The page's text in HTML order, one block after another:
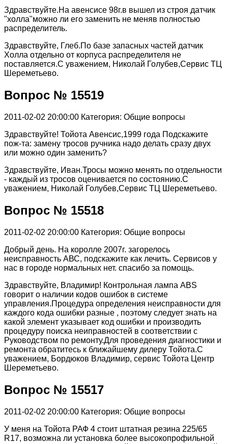
Здравствуйте.На авенсисе 98г.в вышел из строя датчик
"холла"можно ли его заменить не меняв полностью
распределитель.
Здравствуйте, Глеб.По базе запасных частей датчик
Холла отдельно от корпуса распределителя не
поставляется.С уважением, Николай Голубев,Сервис ТЦ
Шереметьево.
Вопрос № 15519
2011-02-02 20:00:00 Категория: Общие вопросы
Здравствуйте! Тойота Авенсис,1999 года Подскажите
пож-та: замену тросов ручника надо делать сразу двух
или можно один заменить?
Здравствуйте, Иван.Тросы можно менять по отдельности
- каждый из тросов оценивается по состоянию.С
уважением, Николай Голубев,Сервис ТЦ Шереметьево.
Вопрос № 15518
2011-02-02 20:00:00 Категория: Общие вопросы
Добрый день. На королле 2007г. загорелось
неисправность АВС, подскажите как лечить. Сервисов у
нас в городе нормальных нет. спасибо за помощь.
Здравствуйте, Владимир! Контрольная лампа АВS
говорит о наличии кодов ошибок в системе
управления.Процедура определения неисправности для
каждого кода ошибки разные , поэтому следует знать на
какой элемент указывает код ошибки и производить
процедуру поиска неиправностей в соответствии с
Руководством по ремонту.Для проведения диагностики и
ремонта обратитесь к ближайшему дилеру Тойота.С
уважением, Бордюков Владимир, сервис Тойота Центр
Шереметьево.
Вопрос № 15517
2011-02-02 20:00:00 Категория: Общие вопросы
У меня на Тойота РАФ 4 стоит штатная резина 225/65
R17, возможна ли установка более высокопрофильной